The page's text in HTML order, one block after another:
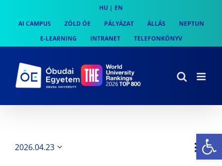
content
HU | EN
AI CAMPUS
ZÖLD ÓE PÁLYÁZAT ÁLLÁS
NEPTUN
E-LEARNING
INTRANET TELEFONKÖNYV
Nap
2026.04.23